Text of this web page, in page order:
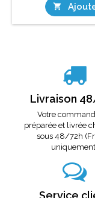

Livraison
Votre
préparée et livrée
sous 48/72h
Service